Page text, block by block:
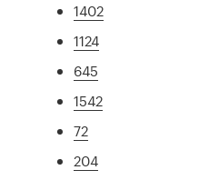
1402
1124
645
1542
72
204